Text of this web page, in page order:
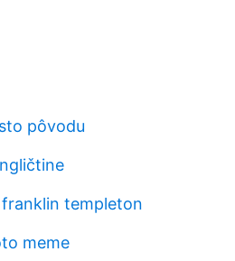
pôvodu
templeton
meme